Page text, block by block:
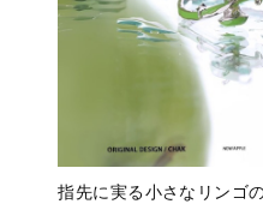
指先に実る小さなリンゴ